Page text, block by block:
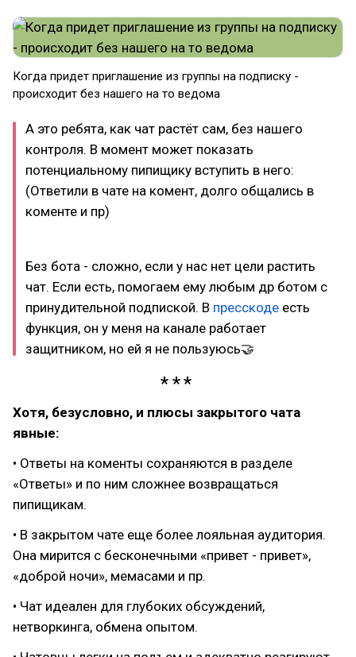
Когда придет приглашение из группы на подписку -
происходит без нашего на то ведома
А это ребята, как чат растёт сам, без нашего
контроля. В момент может показать
потенциальному пипищику вступить в него:
(Ответили в чате на комент, долго общались в
коменте и пр)
Без бота - сложно, если у нас нет цели растить
чат. Если есть, помогаем ему любым др ботом с
принудительной подпиской. В пресскоде есть
функция, он у меня на канале работает
защитником, но ей я не пользуюсь🤝
Хотя, безусловно, и плюсы закрытого чата
явные:
• Ответы на коменты сохраняются в разделе
«Ответы» и по ним сложнее возвращаться
пипищикам.
• В закрытом чате еще более лояльная аудитория.
Она мирится с бесконечными «привет - привет»,
«доброй ночи», мемасами и пр.
• Чат идеален для глубоких обсуждений,
нетворкинга, обмена опытом.